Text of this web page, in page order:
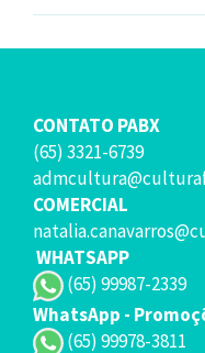
CONTATO PABX
(65) 3321-6739
COMERCIAL
WHATSAPP
(65) 99987-2339
WhatsApp -
(65) 99978-3811